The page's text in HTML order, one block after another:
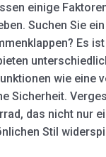
einige
Suchen Sie
Es
wie eine
das nicht nur
Stil